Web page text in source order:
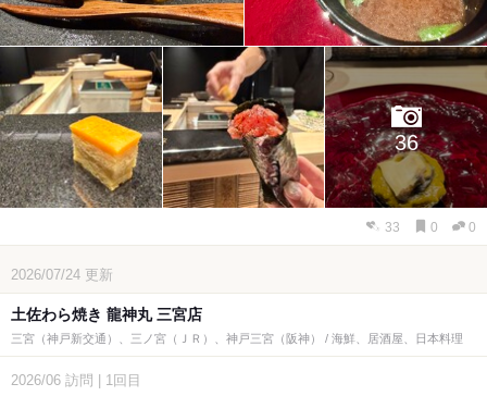
36
33 0 0
2026/07/24 更新
土佐わら焼き 龍神丸 三宮店
三宮（神戸新交通）、三ノ宮（ＪＲ）、神戸三宮（阪神） / 海鮮、居酒屋、日本料理
2026/06 訪問 1回目